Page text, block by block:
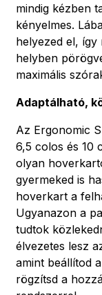
mindig kézben
kényelmes.
helyezed el,
helyben
maximális
Adaptálható,
Az Ergonomic
6,5 colos és 10
olyan
gyermeked is
hoverkart a
Ugyanazon a
tudtok
élvezetes lesz
amint beállítod
rögzítsd a